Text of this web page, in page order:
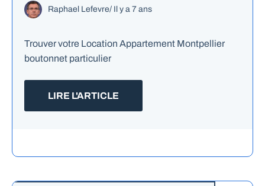
Raphael Lefevre/ Il y a 7 ans
Trouver votre Location Appartement Montpellier
boutonnet particulier
LIRE L'ARTICLE